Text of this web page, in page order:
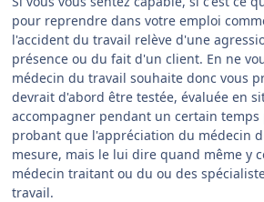
pour reprendre dans votre emploi
l'accident du travail relève d'une
présence ou du fait d'un client. En ne
médecin du travail souhaite donc vous
devrait d'abord être testée, évaluée en
accompagner pendant un certain
probant que l'appréciation du médecin
mesure, mais le lui dire quand même y
médecin traitant ou du ou des
travail.